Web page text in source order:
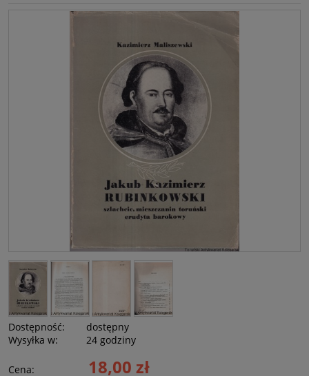
Dostępność:
dostępny
Wysyłka w:
24 godziny
Cena: 18,00 zł